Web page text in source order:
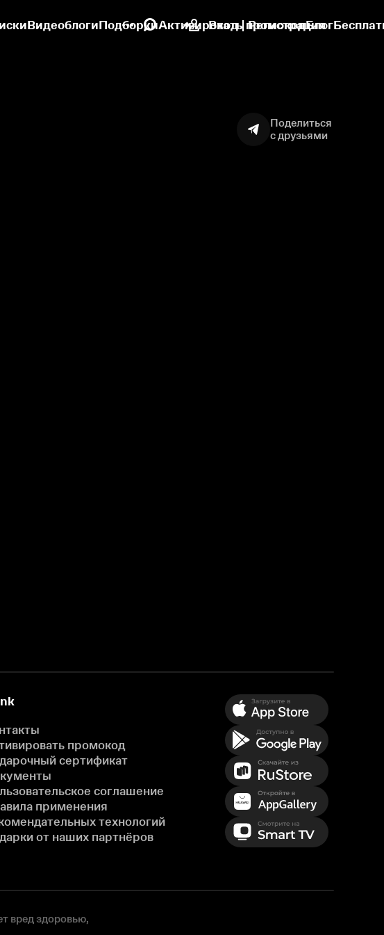
ВидеоблогиПодборкиАктивировать промокодБлог
Вход | Регистрация
Поделиться
с друзьями
промокод
сертификат
соглашение
применения
технологий
от наших партнёров
вред здоровью,